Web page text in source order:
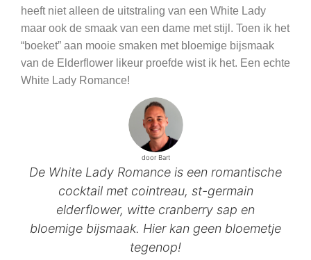
door Bart
De White Lady Romance is een romantische
cocktail met cointreau, st-germain
elderflower, witte cranberry sap en
bloemige bijsmaak. Hier kan geen bloemetje
tegenop!
heeft niet alleen de uitstraling van een White Lady
maar ook de smaak van een dame met stijl. Toen ik het
“boeket” aan mooie smaken met bloemige bijsmaak
van de Elderflower likeur proefde wist ik het. Een echte
White Lady Romance!